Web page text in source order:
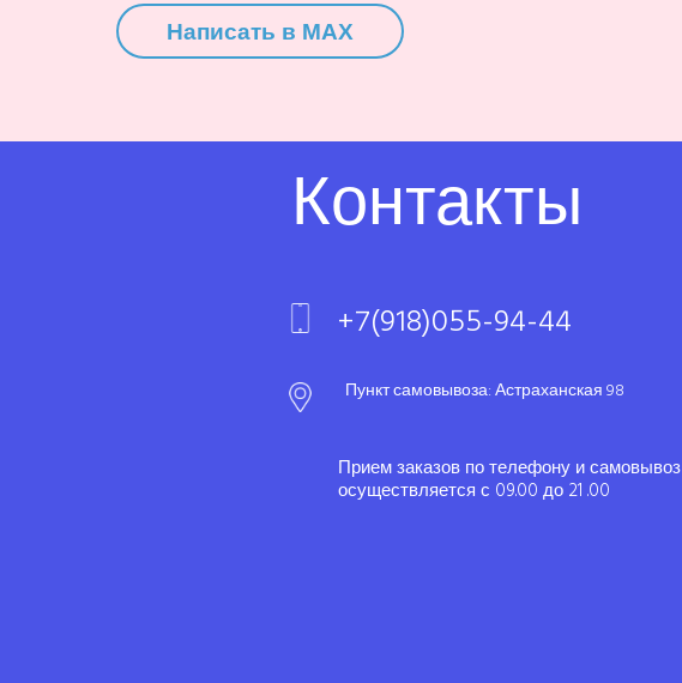
Написать в MAX
Контакты
Пункт самовывоза: Астраханская 98
+7(918)055-94-44
Прием заказов по телефону и самовывоз
осуществляется с 09.00 до 21 .00